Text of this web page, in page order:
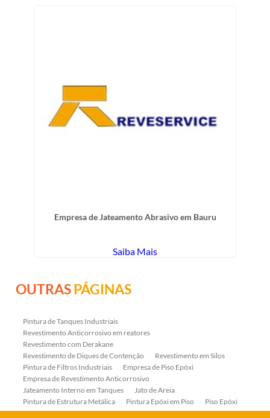
Empresa de Jateamento Abrasivo em Bauru
Saiba Mais
OUTRASPÁGINAS
Pintura de Tanques Industriais
Revestimento Anticorrosivo em reatores
Revestimento com Derakane
Revestimento de Diques de Contenção
Revestimento em Silos
Pintura de Filtros Industriais
Empresa de Piso Epóxi
Empresa de Revestimento Anticorrosivo
Jateamento Interno em Tanques
Jato de Areia
Pintura de Estrutura Metálica
Pintura Epóxi em Piso
Piso Epóxi
Piso Epóxi Autonivelante
Revestimento E-coat em Serpentinas